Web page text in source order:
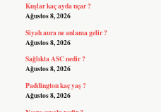
Kuşlar kaç ayda uçar ?
Ağustos 8, 2026
Siyah aura ne anlama gelir ?
Ağustos 8, 2026
Sağlıkta ASC nedir ?
Ağustos 8, 2026
Paddington kaç yaş ?
Ağustos 8, 2026